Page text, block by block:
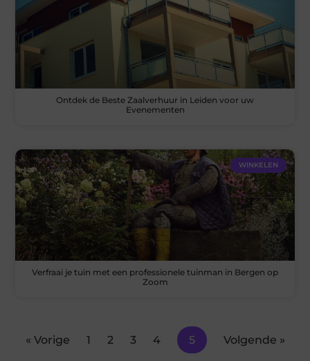
Ontdek de Beste Zaalverhuur in Leiden voor uw
Evenementen
WINKELEN
Verfraai je tuin met een professionele tuinman in Bergen op
Zoom
« Vorige 1 2 3 4 5 Volgende »